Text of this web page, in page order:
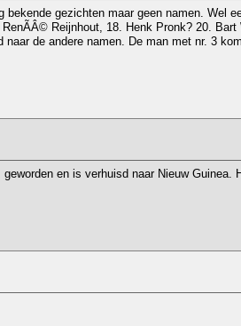
bekende gezichten maar geen namen.
Reijnhout, 18. Henk Pronk? 20.
de andere namen. De man met nr. 3
en is verhuisd naar Nieuw